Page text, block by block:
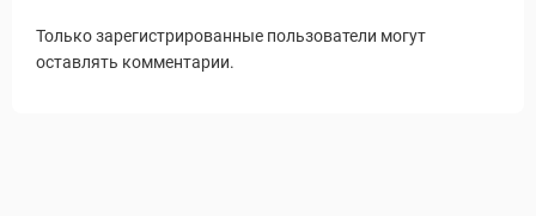
Только зарегистрированные пользователи могут
оставлять комментарии.